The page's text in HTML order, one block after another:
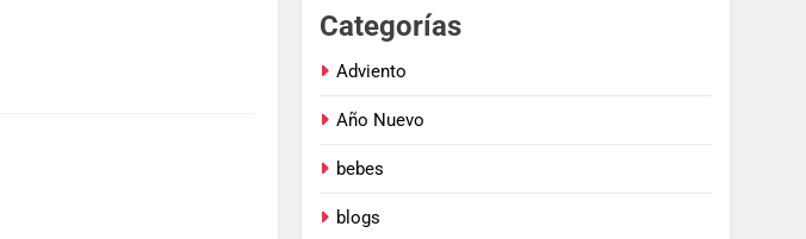
Categorías
Adviento
Año Nuevo
bebes
blogs